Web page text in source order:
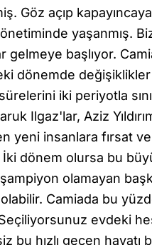
Göz açıp
yaşanmış.
gelmeye başlıyor.
dönemde değişiklikler
iki periyotla
Ilgaz'lar, Aziz
yeni insanlara fırsat
dönem olursa bu
olamayan
Camiada bu
evdeki
bu hızlı geçen hayatı